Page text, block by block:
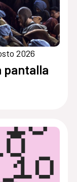
2026
pantalla